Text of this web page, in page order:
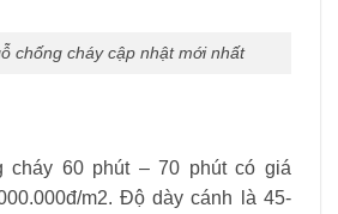
chống cháy cập nhật mới nhất
cháy 60 phút – 70 phút có giá
m2. Độ dày cánh là 45-